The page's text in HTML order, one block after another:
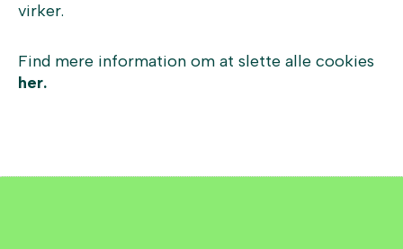
virker.
Find mere information om at slette alle cookies
her.